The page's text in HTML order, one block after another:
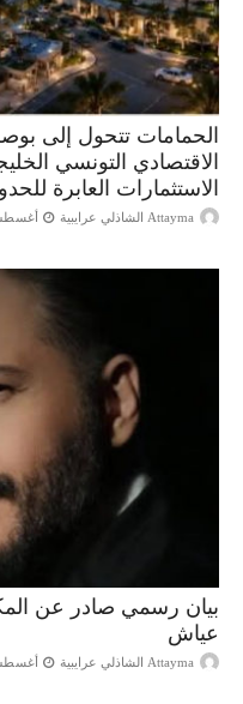
الحمامات تتحول إلى
الاقتصادي التونسي
الاستثمارات العابرة
Attayma الشاذلي عرايبية أغسطس
بيان رسمي صادر عن
عياش
Attayma الشاذلي عرايبية أغسطس 03,